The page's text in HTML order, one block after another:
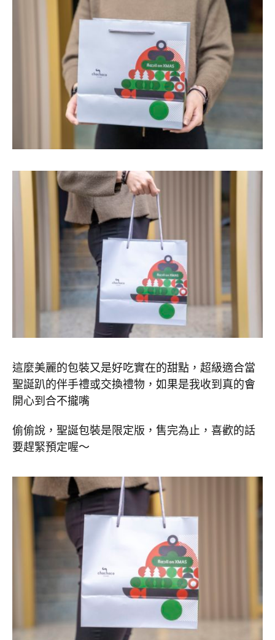
這麼美麗的包裝又是好吃實在的甜點，超級適合當
聖誕趴的伴手禮或交換禮物，如果是我收到真的會
開心到合不攏嘴
偷偷說，聖誕包裝是限定版，售完為止，喜歡的話
要趕緊預定喔～